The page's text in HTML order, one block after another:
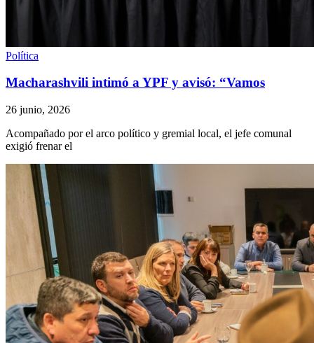
Política
Macharashvili intimó a YPF y avisó: “Vamos
26 junio, 2026
Acompañado por el arco político y gremial local, el jefe comunal
exigió frenar el